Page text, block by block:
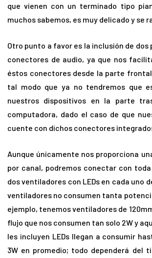
que vienen con un terminado tipo
muchos sabemos, es muy delicado y se
Otro punto a favor es la inclusión de dos
conectores de audio, ya que nos
éstos conectores desde la parte
tal modo que ya no tendremos que
nuestros dispositivos en la parte
computadora, dado el caso de que
cuente con dichos conectores
Aunque únicamente nos proporciona
por canal, podremos conectar con
dos ventiladores con LEDs en cada uno
ventiladores no consumen tanta
ejemplo, tenemos ventiladores de
flujo que nos consumen tan solo 2W y
les incluyen LEDs llegan a consumir
3W en promedio; todo dependerá del